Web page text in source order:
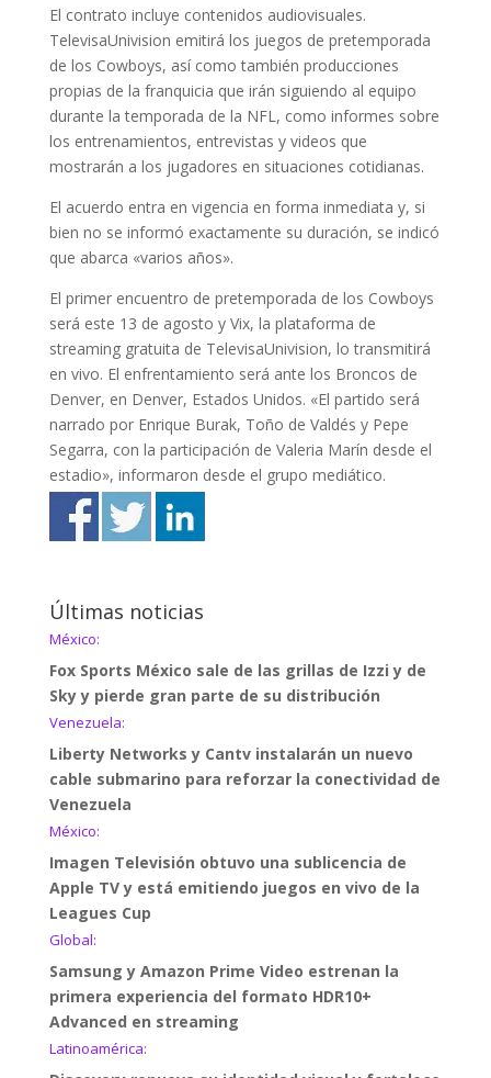
El contrato incluye contenidos audiovisuales.
TelevisaUnivision emitirá los juegos de pretemporada
de los Cowboys, así como también producciones
propias de la franquicia que irán siguiendo al equipo
durante la temporada de la NFL, como informes sobre
los entrenamientos, entrevistas y videos que
mostrarán a los jugadores en situaciones cotidianas.
El acuerdo entra en vigencia en forma inmediata y, si
bien no se informó exactamente su duración, se indicó
que abarca «varios años».
El primer encuentro de pretemporada de los Cowboys
será este 13 de agosto y Vix, la plataforma de
streaming gratuita de TelevisaUnivision, lo transmitirá
en vivo. El enfrentamiento será ante los Broncos de
Denver, en Denver, Estados Unidos. «El partido será
narrado por Enrique Burak, Toño de Valdés y Pepe
Segarra, con la participación de Valeria Marín desde el
estadio», informaron desde el grupo mediático.
Últimas noticias
México:
Fox Sports México sale de las grillas de Izzi y de
Sky y pierde gran parte de su distribución
Venezuela:
Liberty Networks y Cantv instalarán un nuevo
cable submarino para reforzar la conectividad de
Venezuela
México:
Imagen Televisión obtuvo una sublicencia de
Apple TV y está emitiendo juegos en vivo de la
Leagues Cup
Global:
Samsung y Amazon Prime Video estrenan la
primera experiencia del formato HDR10+
Advanced en streaming
Latinoamérica: